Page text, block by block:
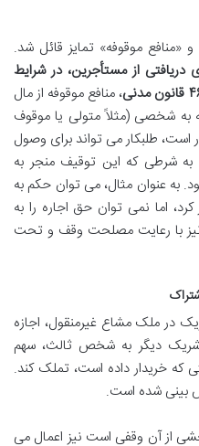
«منافع موقوفه» تمایز قائل شد.
دریافتی از مستأجرین، در شرایط
، منافع موقوفه از مال
به شخصی (مثلاً متولی یا موقوف
طلبکار می تواند برای وصول
به شرطی که این توقیف منجر به
به عنوان مثال، می توان حکم به
اما نمی توان حق اجاره را به
نیز با رعایت مصلحت وقف و تحت
در ملک مشاع غیرمنقول، اجازه
دیگر به شخص ثالث، سهم
که خریدار داده است، تملک کند.
بینی شده است.
از آن وقفی است نیز اعمال می